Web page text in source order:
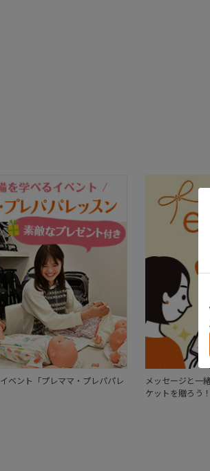
ベント「プレママ・プレパパレ
メッセージと一
ケットを贈ろう！